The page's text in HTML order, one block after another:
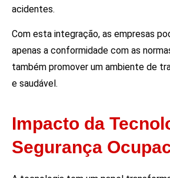
acidentes.
Com esta integração, as empresas
apenas a conformidade com as
também promover um ambiente de
e saudável.
Impacto da
Segurança